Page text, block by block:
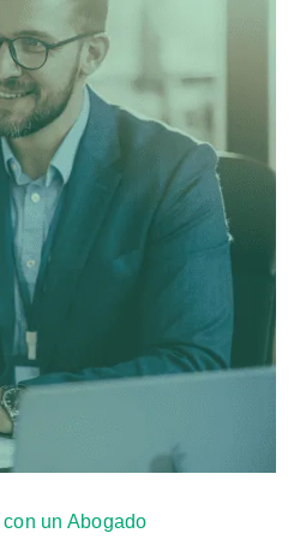
un Abogado